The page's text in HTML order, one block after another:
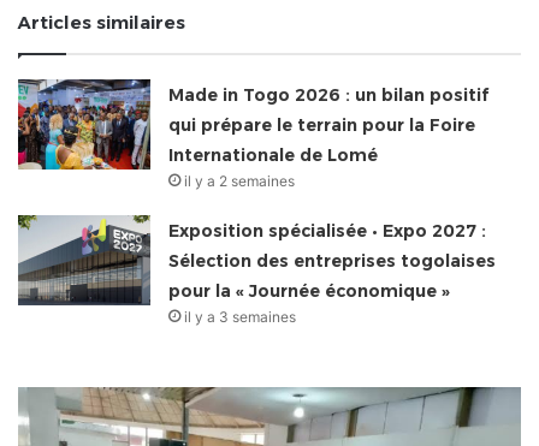
Articles similaires
Made in Togo 2026 : un bilan positif
qui prépare le terrain pour la Foire
Internationale de Lomé
il y a 2 semaines
Exposition spécialisée • Expo 2027 :
Sélection des entreprises togolaises
pour la « Journée économique »
il y a 3 semaines